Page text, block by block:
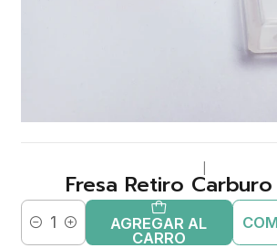
Fresa Retiro Carburo
Cantidad
AGREGAR AL
CARRO